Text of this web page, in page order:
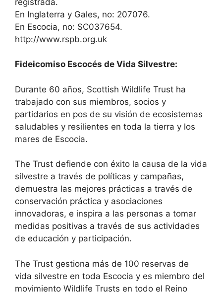
En Inglaterra y Gales, no: 207076.
En Escocia, no: SC037654.
http://www.rspb.org.uk
Fideicomiso Escocés de Vida Silvestre:
Durante 60 años, Scottish Wildlife Trust ha
trabajado con sus miembros, socios y
partidarios en pos de su visión de ecosistemas
saludables y resilientes en toda la tierra y los
mares de Escocia.
The Trust defiende con éxito la causa de la vida
silvestre a través de políticas y campañas,
demuestra las mejores prácticas a través de
conservación práctica y asociaciones
innovadoras, e inspira a las personas a tomar
medidas positivas a través de sus actividades
de educación y participación.
The Trust gestiona más de 100 reservas de
vida silvestre en toda Escocia y es miembro del
movimiento Wildlife Trusts en todo el Reino